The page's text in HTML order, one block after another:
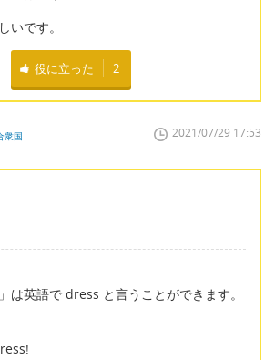
いです。
役に立った 2
衆国 2021/07/29 17:53
は英語で dress と言うことができます。